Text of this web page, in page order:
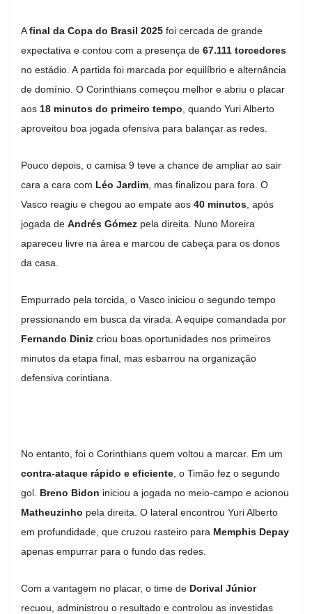
Afinal da Copa do Brasil 2025 foi cercada de grande
expectativa e contou com a presença de 67.111 torcedores
no estádio. A partida foi marcada por equilíbrio e alternância
de domínio. O Corinthians começou melhor e abriu o placar
aos 18 minutos do primeiro tempo , quando Yuri Alberto
aproveitou boa jogada ofensiva para balançar as redes.
Pouco depois, o camisa 9 teve a chance de ampliar ao sair
cara a cara com Léo Jardim , mas finalizou para fora. O
Vasco reagiu e chegou ao empate aos 40 minutos , após
jogada de Andrés Gómez pela direita. Nuno Moreira
apareceu livre na área e marcou de cabeça para os donos
da casa.
Empurrado pela torcida, o Vasco iniciou o segundo tempo
pressionando em busca da virada. A equipe comandada por
Fernando Diniz criou boas oportunidades nos primeiros
minutos da etapa final, mas esbarrou na organização
defensiva corintiana.
No entanto, foi o Corinthians quem voltou a marcar. Em um
contra-ataque rápido e eficiente , o Timão fez o segundo
gol. Breno Bidon iniciou a jogada no meio-campo e acionou
Matheuzinho pela direita. O lateral encontrou Yuri Alberto
em profundidade, que cruzou rasteiro para Memphis Depay
apenas empurrar para o fundo das redes.
Com a vantagem no placar, o time de Dorival Júnior
recuou, administrou o resultado e controlou as investidas